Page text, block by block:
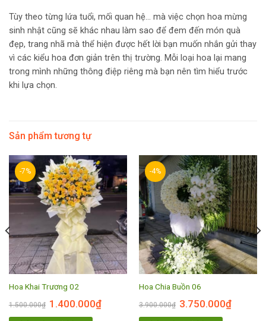
Tùy theo từng lứa tuổi, mối quan hệ… mà việc chọn hoa mừng
sinh nhật cũng sẽ khác nhau làm sao để đem đến món quà
đẹp, trang nhã mà thể hiện được hết lời bạn muốn nhắn gửi thay
vì các kiểu hoa đơn giản trên thị trường. Mỗi loại hoa lại mang
trong mình những thông điệp riêng mà bạn nên tìm hiểu trước
khi lựa chọn.
Sản phẩm tương tự
-7%
Hoa Khai Trương 02
1.500.000₫ 1.400.000₫
-4%
Hoa Chia Buồn 06
3.900.000₫ 3.750.000₫